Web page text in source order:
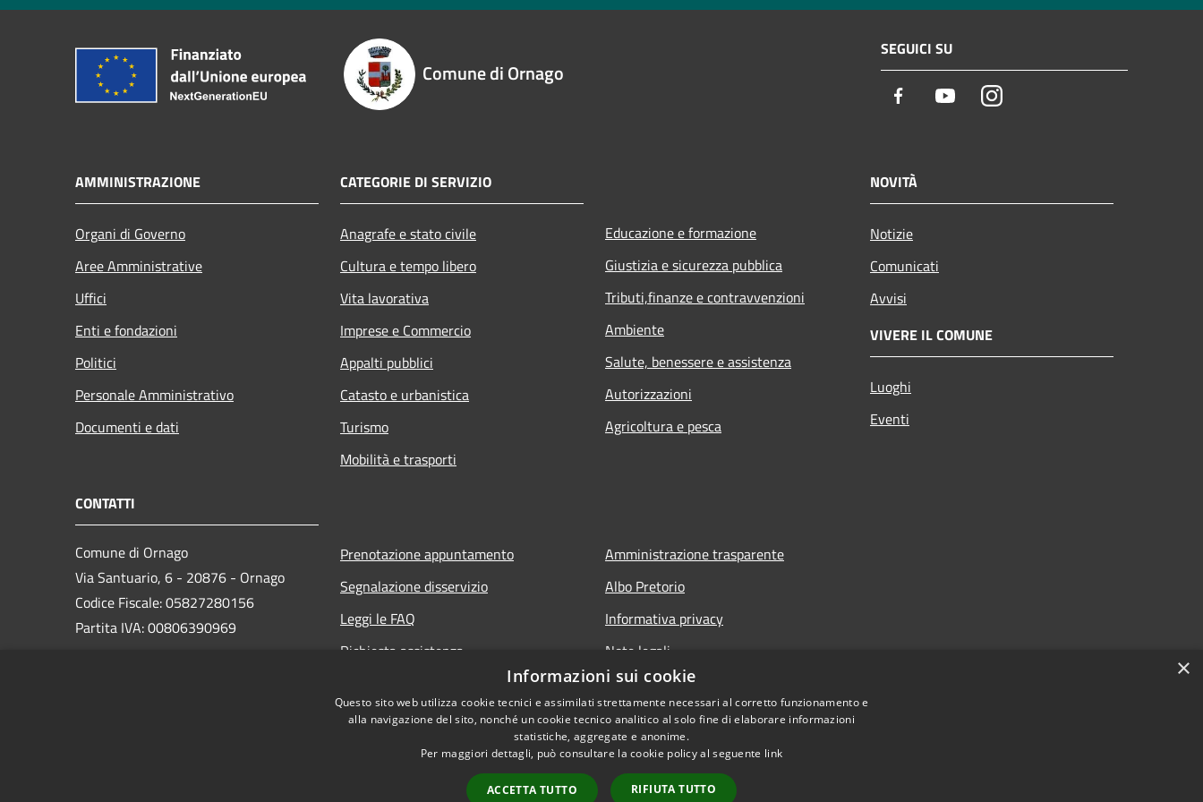
Comune di Ornago
SEGUICI SU
Facebook YoutubeInstagram
AMMINISTRAZIONE
Organi di Governo
Aree Amministrative
Uffici
Enti e fondazioni
Politici
Personale Amministrativo
Documenti e dati
CATEGORIE DI SERVIZIO
Anagrafe e stato civile
Cultura e tempo libero
Vita lavorativa
Imprese e Commercio
Appalti pubblici
Catasto e urbanistica
Turismo
Mobilità e trasporti
Educazione e formazione
Giustizia e sicurezza pubblica
Tributi,finanze e contravvenzioni
Ambiente
Salute, benessere e assistenza
Autorizzazioni
Agricoltura e pesca
NOVITÀ
Notizie
Comunicati
Avvisi
VIVERE IL COMUNE
Luoghi
Eventi
CONTATTI
Comune di Ornago
Via Santuario, 6 - 20876 - Ornago
Codice Fiscale: 05827280156
Partita IVA: 00806390969
Prenotazione appuntamento
Segnalazione disservizio
Leggi le FAQ
Richiesta assistenza
Amministrazione trasparente
Albo Pretorio
Informativa privacy
Note legali
Dichiarazione di accessibilità
Obiettivi di accessibilità
×
Informazioni sui cookie
Questo sito web utilizza cookie tecnici e assimilati strettamente necessari al corretto funzionamento e
alla navigazione del sito, nonché un cookie tecnico analitico al solo fine di elaborare informazioni
statistiche, aggregate e anonime.
Per maggiori dettagli, può consultare la cookie policy al seguente link
ACCETTA TUTTO RIFIUTA TUTTO